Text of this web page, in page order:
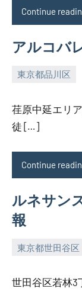
Continue
アルコバ
東京都品川区
SEZIMO
荏原中延エリ
徒 […]
Continue
ルネサン
報
東京都世田谷区
SEZIMO
世田谷区若林3